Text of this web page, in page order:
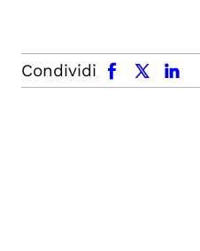
Condividi
facebook x.com linkedin